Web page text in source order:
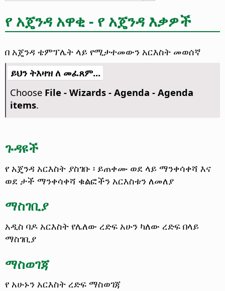
የ አጄንዳ አዋቂ - የ አጄንዳ እቃዎች
በ አጄንዳ ቴምፕሌት ላይ የሚታተመውን አርእስት መወሰኛ
ይህን ትእዛዝ ለ መፈጸም...
Choose File - Wizards - Agenda - Agenda
items.
ጉዳዩች
የ አጄንዳ አርእስት ያስገቡ ፡ ይጠቀሙ ወደ ላይ ማንቀሳቀሻ እና
ወደ ታች ማንቀሳቀሻ ቁልፎችን አርእስቱን ለመለያ
ማስገቢያ
አዲስ ባዶ አርእስት የሌለው ረድፍ አሁን ካለው ረድፍ በላይ
ማስገቢያ
ማስወገጃ
የ አሁኑን አርእስት ረድፍ ማስወገጃ